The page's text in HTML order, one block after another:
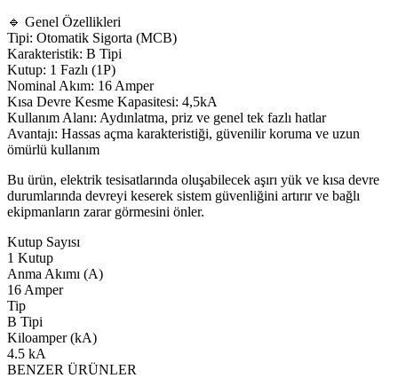
🔹 Genel Özellikleri
Tipi: Otomatik Sigorta (MCB)
Karakteristik: B Tipi
Kutup: 1 Fazlı (1P)
Nominal Akım: 16 Amper
Kısa Devre Kesme Kapasitesi: 4,5kA
Kullanım Alanı: Aydınlatma, priz ve genel tek fazlı hatlar
Avantajı: Hassas açma karakteristiği, güvenilir koruma ve uzun
ömürlü kullanım
Bu ürün, elektrik tesisatlarında oluşabilecek aşırı yük ve kısa devre
durumlarında devreyi keserek sistem güvenliğini artırır ve bağlı
ekipmanların zarar görmesini önler.
Kutup Sayısı
1 Kutup
Anma Akımı (A)
16 Amper
Tip
B Tipi
Kiloamper (kA)
4.5 kA
BENZER ÜRÜNLER